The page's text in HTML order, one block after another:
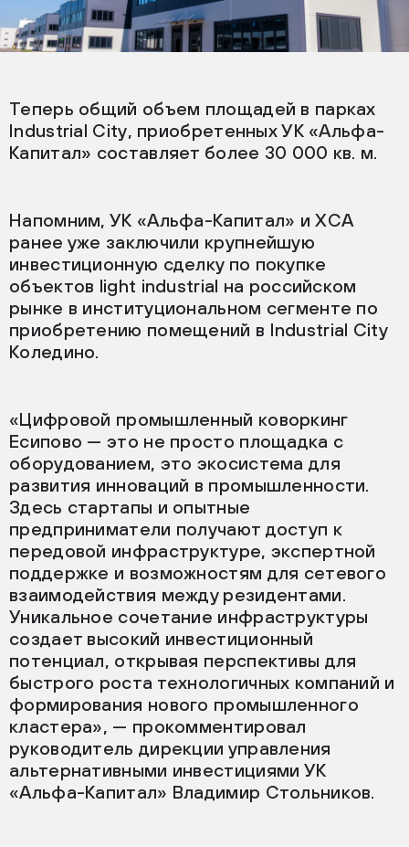
Теперь общий объем площадей в парках
Industrial City, приобретенных УК «Альфа-
Капитал» составляет более 30 000 кв. м.
Напомним, УК «Альфа-Капитал» и ХСА
ранее уже заключили крупнейшую
инвестиционную сделку по покупке
объектов light industrial на российском
рынке в институциональном сегменте по
приобретению помещений в Industrial City
Коледино.
«Цифровой промышленный коворкинг
Есипово — это не просто площадка с
оборудованием, это экосистема для
развития инноваций в промышленности.
Здесь стартапы и опытные
предприниматели получают доступ к
передовой инфраструктуре, экспертной
поддержке и возможностям для сетевого
взаимодействия между резидентами.
Уникальное сочетание инфраструктуры
создает высокий инвестиционный
потенциал, открывая перспективы для
быстрого роста технологичных компаний и
формирования нового промышленного
кластера», — прокомментировал
руководитель дирекции управления
альтернативными инвестициями УК
«Альфа-Капитал» Владимир Стольников.